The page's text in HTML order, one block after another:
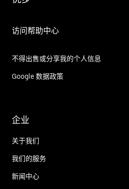
访问帮助中心
不得出售或分享我的个人信息
Google 数据政策
企业
关于我们
我们的服务
新闻中心